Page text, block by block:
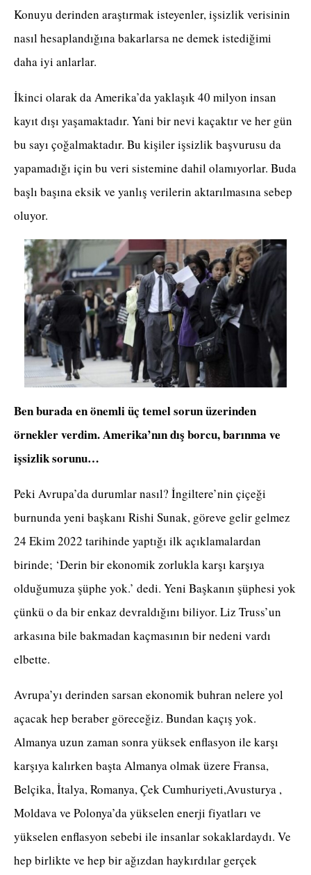
Konuyu derinden araştırmak isteyenler, işsizlik verisinin
nasıl hesaplandığına bakarlarsa ne demek istediğimi
daha iyi anlarlar.
İkinci olarak da Amerika’da yaklaşık 40 milyon insan
kayıt dışı yaşamaktadır. Yani bir nevi kaçaktır ve her gün
bu sayı çoğalmaktadır. Bu kişiler işsizlik başvurusu da
yapamadığı için bu veri sistemine dahil olamıyorlar. Buda
başlı başına eksik ve yanlış verilerin aktarılmasına sebep
oluyor.
Ben burada en önemli üç temel sorun üzerinden
örnekler verdim. Amerika’nın dış borcu, barınma ve
işsizlik sorunu…
Peki Avrupa’da durumlar nasıl? İngiltere’nin çiçeği
burnunda yeni başkanı Rishi Sunak, göreve gelir gelmez
24 Ekim 2022 tarihinde yaptığı ilk açıklamalardan
birinde; ‘Derin bir ekonomik zorlukla karşı karşıya
olduğumuza şüphe yok.’ dedi. Yeni Başkanın şüphesi yok
çünkü o da bir enkaz devraldığını biliyor. Liz Truss’un
arkasına bile bakmadan kaçmasının bir nedeni vardı
elbette.
Avrupa’yı derinden sarsan ekonomik buhran nelere yol
açacak hep beraber göreceğiz. Bundan kaçış yok.
Almanya uzun zaman sonra yüksek enflasyon ile karşı
karşıya kalırken başta Almanya olmak üzere Fransa,
Belçika, İtalya, Romanya, Çek Cumhuriyeti,Avusturya ,
Moldava ve Polonya’da yükselen enerji fiyatları ve
yükselen enflasyon sebebi ile insanlar sokaklardaydı. Ve
hep birlikte ve hep bir ağızdan haykırdılar gerçek